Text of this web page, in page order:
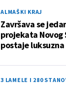
ALMAŠKI KRAJ
Završava se
projekata Novog
postaje
3 LAMELE I 280